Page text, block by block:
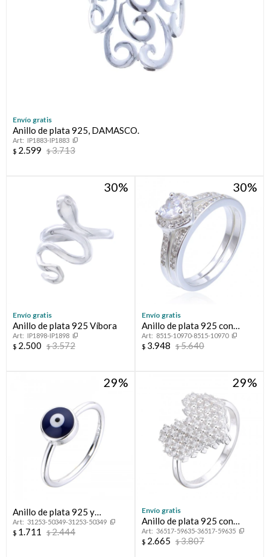
Envío gratis
Anillo de plata 925, DAMASCO.
IP1883-IP1883
$ 2.599 $3.713
30
Envío gratis
Anillo de plata 925 Víbora
IP1898-IP1898
$ 2.500 $3.572
30
Envío gratis
Anillo de plata 925 con
circonias, PROMESA
8515-10970-8515-10970
$ 3.948 $5.640
29
Anillo de plata 925 y
esmalte, OJO TURCO.
31253-50349-31253-50349
$ 1.711 $2.444
29
Envío gratis
Anillo de plata 925 con
circonias, CORAZON
36517-59635-36517-59635
$ 2.665 $3.807